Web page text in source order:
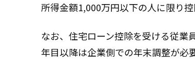
所得金額1,000万円以下の人に限り
なお、住宅ローン控除を受ける従業
年目以降は企業側での年末調整が必